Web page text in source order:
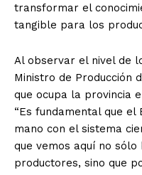
transformar el
tangible para los
Al observar el nivel de
Ministro de Producción
que ocupa la provincia
“Es fundamental que
mano con el sistema
que vemos aquí no
productores, sino que